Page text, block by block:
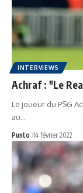
INTERVIEWS
Achraf : "Le
Le joueur du PSG
au…
Punto 14 février 2022